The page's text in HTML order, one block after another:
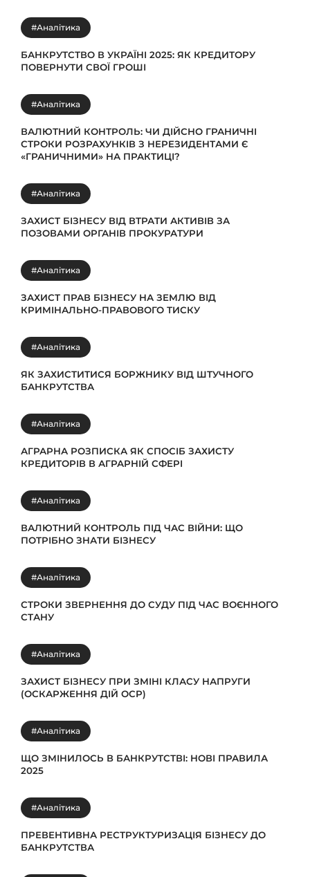
#Аналітика
БАНКРУТСТВО В УКРАЇНІ 2025: ЯК КРЕДИТОРУ
ПОВЕРНУТИ СВОЇ ГРОШІ
#Аналітика
ВАЛЮТНИЙ КОНТРОЛЬ: ЧИ ДІЙСНО ГРАНИЧНІ
СТРОКИ РОЗРАХУНКІВ З НЕРЕЗИДЕНТАМИ Є
«ГРАНИЧНИМИ» НА ПРАКТИЦІ?
#Аналітика
ЗАХИСТ БІЗНЕСУ ВІД ВТРАТИ АКТИВІВ ЗА
ПОЗОВАМИ ОРГАНІВ ПРОКУРАТУРИ
#Аналітика
ЗАХИСТ ПРАВ БІЗНЕСУ НА ЗЕМЛЮ ВІД
КРИМІНАЛЬНО-ПРАВОВОГО ТИСКУ
#Аналітика
ЯК ЗАХИСТИТИСЯ БОРЖНИКУ ВІД ШТУЧНОГО
БАНКРУТСТВА
#Аналітика
АГРАРНА РОЗПИСКА ЯК СПОСІБ ЗАХИСТУ
КРЕДИТОРІВ В АГРАРНІЙ СФЕРІ
#Аналітика
ВАЛЮТНИЙ КОНТРОЛЬ ПІД ЧАС ВІЙНИ: ЩО
ПОТРІБНО ЗНАТИ БІЗНЕСУ
#Аналітика
СТРОКИ ЗВЕРНЕННЯ ДО СУДУ ПІД ЧАС ВОЄННОГО
СТАНУ
#Аналітика
ЗАХИСТ БІЗНЕСУ ПРИ ЗМІНІ КЛАСУ НАПРУГИ
(ОСКАРЖЕННЯ ДІЙ ОСР)
#Аналітика
ЩО ЗМІНИЛОСЬ В БАНКРУТСТВІ: НОВІ ПРАВИЛА
2025
#Аналітика
ПРЕВЕНТИВНА РЕСТРУКТУРИЗАЦІЯ БІЗНЕСУ ДО
БАНКРУТСТВА